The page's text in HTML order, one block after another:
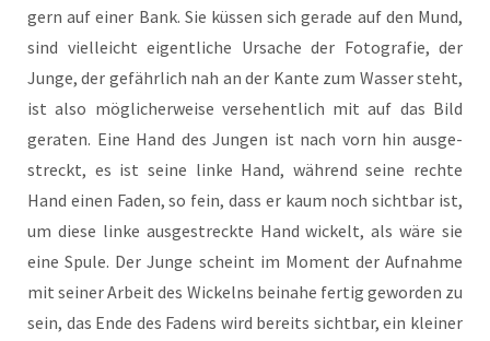
gern auf einer Bank. Sie küs­sen sich gera­de auf den Mund,
sind viel­leicht eigent­li­che Ursa­che der Foto­gra­fie, der
Jun­ge, der gefähr­lich nah an der Kan­te zum Was­ser steht,
ist also mög­li­cher­wei­se ver­se­hent­lich mit auf das Bild
gera­ten. Eine Hand des Jun­gen ist nach vorn hin aus­ge­
streckt, es ist sei­ne lin­ke Hand, wäh­rend sei­ne rech­te
Hand einen Faden, so fein, dass er kaum noch sicht­bar ist,
um die­se lin­ke aus­ge­streck­te Hand wickelt, als wäre sie
eine Spu­le. Der Jun­ge scheint im Moment der Auf­nah­me
mit sei­ner Arbeit des Wickelns bei­na­he fer­tig gewor­den zu
sein, das Ende des Fadens wird bereits sicht­bar, ein klei­ner